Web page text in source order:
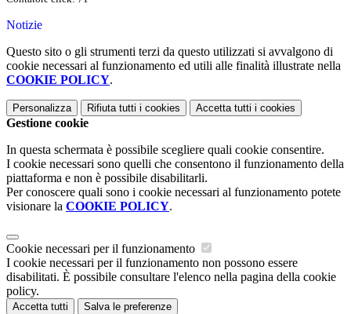
Notizie
Questo sito o gli strumenti terzi da questo utilizzati si avvalgono di
cookie necessari al funzionamento ed utili alle finalità illustrate nella
COOKIE POLICY.
Personalizza Rifiuta tutti i cookies Accetta tutti i cookies
Gestione cookie
In questa schermata è possibile scegliere quali cookie consentire.
I cookie necessari sono quelli che consentono il funzionamento della
piattaforma e non è possibile disabilitarli.
Per conoscere quali sono i cookie necessari al funzionamento potete
visionare la COOKIE POLICY.
Cookie necessari per il funzionamento
I cookie necessari per il funzionamento non possono essere
disabilitati. È possibile consultare l'elenco nella pagina della cookie
policy.
Accetta tutti Salva le preferenze